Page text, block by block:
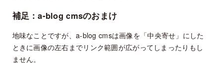
補足：a-blog cmsのおまけ
地味なことですが、a-blog cmsは画像を「中央寄せ」にした
ときに画像の左右までリンク範囲が広がってしまったりもし
ません。